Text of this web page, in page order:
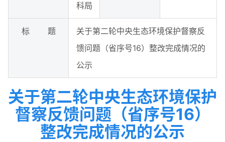
科局
标 题
关于第二轮中央生态环境保护督察反
馈问题（省序号16）整改完成情况的
公示
关于第二轮中央生态环境保护
督察反馈问题（省序号16）
整改完成情况的公示